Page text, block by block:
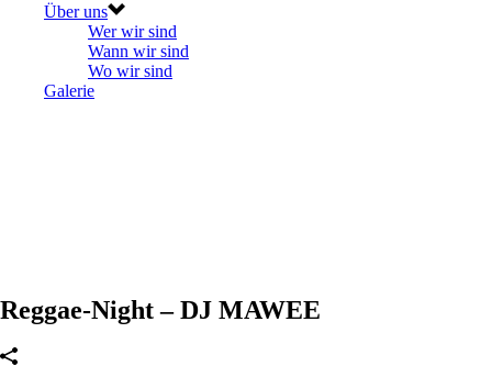
Über uns
Wer wir sind
Wann wir sind
Wo wir sind
Galerie
Reggae-Night – DJ MAWEE